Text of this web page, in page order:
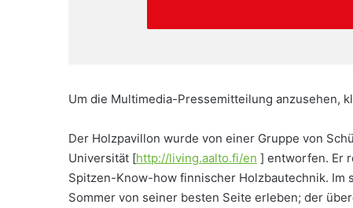
Um die Multimedia-Pressemitteilung anzusehen,
Der Holzpavillon wurde von einer Gruppe von
Universität [http://living.aalto.fi/en ] entworfen. Er
Spitzen-Know-how finnischer Holzbautechnik.
Sommer von seiner besten Seite erleben; der